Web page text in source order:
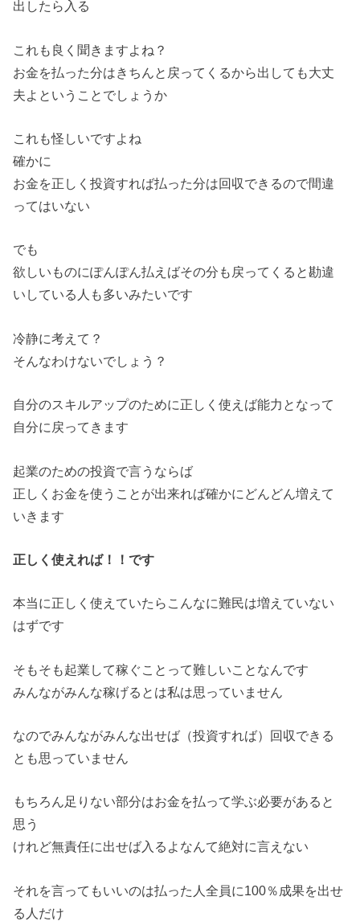
出したら入る
これも良く聞きますよね？
お金を払った分はきちんと戻ってくるから出しても大丈
夫よということでしょうか
これも怪しいですよね
確かに
お金を正しく投資すれば払った分は回収できるので間違
ってはいない
でも
欲しいものにぽんぽん払えばその分も戻ってくると勘違
いしている人も多いみたいです
冷静に考えて？
そんなわけないでしょう？
自分のスキルアップのために正しく使えば能力となって
自分に戻ってきます
起業のための投資で言うならば
正しくお金を使うことが出来れば確かにどんどん増えて
いきます
正しく使えれば！！です
本当に正しく使えていたらこんなに難民は増えていない
はずです
そもそも起業して稼ぐことって難しいことなんです
みんながみんな稼げるとは私は思っていません
なのでみんながみんな出せば（投資すれば）回収できる
とも思っていません
もちろん足りない部分はお金を払って学ぶ必要があると
思う
けれど無責任に出せば入るよなんて絶対に言えない
それを言ってもいいのは払った人全員に100％成果を出せ
る人だけ